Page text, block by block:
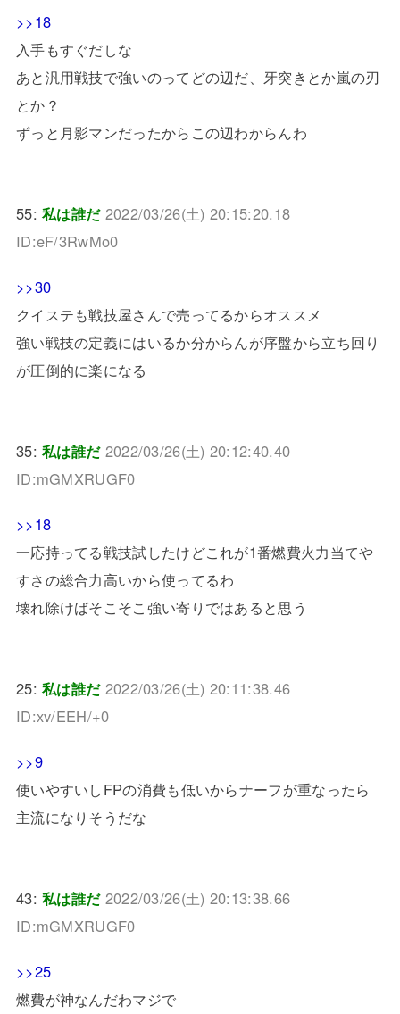
>>18
入手もすぐだしな
あと汎用戦技で強いのってどの辺だ、牙突きとか嵐の刃
とか？
ずっと月影マンだったからこの辺わからんわ
55:私は誰だ 2022/03/26(土) 20:15:20.18
ID:eF/3RwMo0
>>30
クイステも戦技屋さんで売ってるからオススメ
強い戦技の定義にはいるか分からんが序盤から立ち回り
が圧倒的に楽になる
35:私は誰だ 2022/03/26(土) 20:12:40.40
ID:mGMXRUGF0
>>18
一応持ってる戦技試したけどこれが1番燃費火力当てや
すさの総合力高いから使ってるわ
壊れ除けばそこそこ強い寄りではあると思う
25:私は誰だ 2022/03/26(土) 20:11:38.46
ID:xv/EEH/+0
>>9
使いやすいしFPの消費も低いからナーフが重なったら
主流になりそうだな
43:私は誰だ 2022/03/26(土) 20:13:38.66
ID:mGMXRUGF0
>>25
燃費が神なんだわマジで